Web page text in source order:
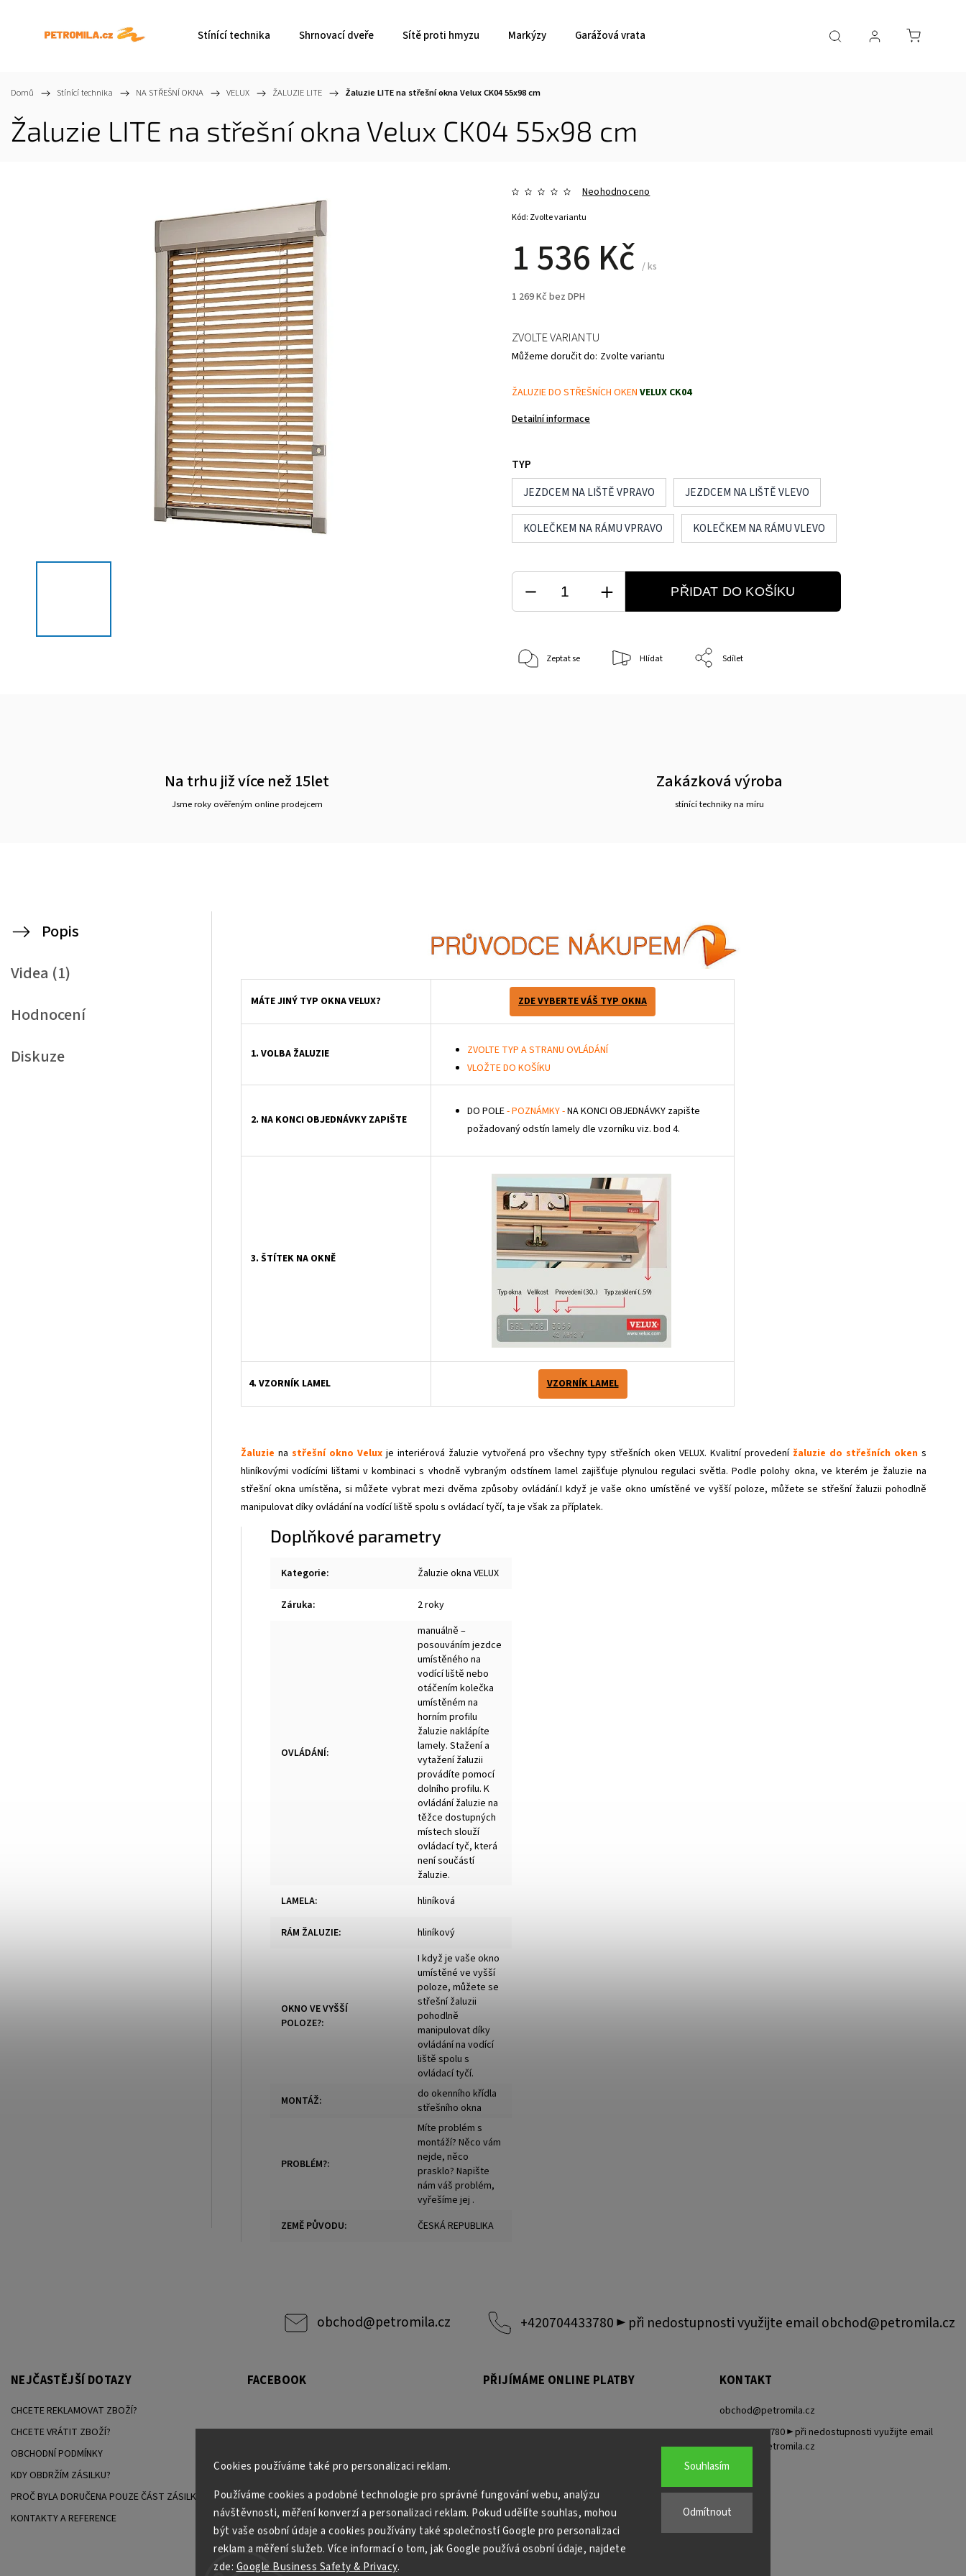
Cookies používáme také pro personalizaci reklam.
Používáme cookies a podobné technologie pro správné fungování webu, analýzu
návštěvnosti, měření konverzí a personalizaci reklam. Pokud udělíte souhlas, mohou
být vaše osobní údaje a cookies používány také společností Google pro personalizaci
reklam a měření služeb. Více informací o tom, jak Google používá osobní údaje, najdete
zde: Google Business Safety & Privacy.
Odmítnout
Souhlasím
Stínící technika Shrnovací dveře Sítě proti hmyzu Markýzy Garážová vrata
Domů / Stínící technika / NA STŘEŠNÍ OKNA / VELUX / ŽALUZIE LITE / Žaluzie LITE na střešní okna Velux CK04 55x98 cm
Žaluzie LITE na střešní okna Velux CK04 55x98 cm
Neohodnoceno
1 536 Kč/ ks
1 269 Kč bez DPH
Kód: Zvolte variantu
ŽALUZIE DO STŘEŠNÍCH OKENVELUX CK04
Detailní informace
TYP
JEZDCEM NA LIŠTĚ VPRAVO
JEZDCEM NA LIŠTĚ VLEVO
KOLEČKEM NA RÁMU VPRAVO KOLEČKEM NA RÁMU VLEVO
ZVOLTE VARIANTU
Můžeme doručit do: Zvolte variantu
PŘIDAT DO KOŠÍKU
Zeptat se Hlídat Sdílet
Na trhu již více než 15let
Jsme roky ověřeným online prodejcem
Zakázková výroba
stínící techniky na míru
Popis
Videa (1)
Hodnocení
Diskuze
MÁTE JINÝ TYP OKNA VELUX? ZDE VYBERTE VÁŠ TYP OKNA
1. VOLBA ŽALUZIE
ZVOLTE TYP A STRANU OVLÁDÁNÍ
VLOŽTE DO KOŠÍKU
2. NA KONCI OBJEDNÁVKY ZAPIŠTE
DO POLE- POZNÁMKY -NA KONCI OBJEDNÁVKY zapište
požadovaný odstín lamely dle vzorníku viz. bod 4.
3. ŠTÍTEK NA OKNĚ
4. VZORNÍK LAMEL VZORNÍK LAMEL
Žaluzie na střešní okno Veluxje interiérová žaluzie vytvořená pro všechny typy střešních oken VELUX. Kvalitní provedení žaluzie do střešních oken s
hliníkovými vodícími lištami v kombinaci s vhodně vybraným odstínem lamel zajišťuje plynulou regulaci světla. Podle polohy okna, ve kterém je žaluzie na
střešní okna umístěna, si můžete vybrat mezi dvěma způsoby ovládání.I když je vaše okno umístěné ve vyšší poloze, můžete se střešní žaluzii pohodlně
manipulovat díky ovládání na vodící liště spolu s ovládací tyčí, ta je však za příplatek.
Doplňkové parametry
Kategorie: Žaluzie okna VELUX
Záruka: 2 roky
OVLÁDÁNÍ:
manuálně –
posouváním jezdce
umístěného na
vodící liště nebo
otáčením kolečka
umístěném na
horním profilu
žaluzie naklápíte
lamely. Stažení a
vytažení žaluzii
provádíte pomocí
dolního profilu. K
ovládání žaluzie na
těžce dostupných
místech slouží
ovládací tyč, která
není součástí
žaluzie.
LAMELA: hliníková
RÁM ŽALUZIE: hliníkový
OKNO VE VYŠŠÍ
POLOZE?:
I když je vaše okno
umístěné ve vyšší
poloze, můžete se
střešní žaluzii
pohodlně
manipulovat díky
ovládání na vodící
liště spolu s
ovládací tyčí.
MONTÁŽ:
do okenního křídla
střešního okna
PROBLÉM?:
Míte problém s
montáží? Něco vám
nejde, něco
prasklo? Napište
nám váš problém,
vyřešíme jej .
ZEMĚ PŮVODU: ČESKÁ REPUBLIKA
obchod@petromila.cz +420704433780 ► při nedostupnosti využijte email obchod@petromila.cz
NEJČASTĚJŠÍ DOTAZY
CHCETE REKLAMOVAT ZBOŽÍ?
CHCETE VRÁTIT ZBOŽÍ?
OBCHODNÍ PODMÍNKY
KDY OBDRŽÍM ZÁSILKU?
PROČ BYLA DORUČENA POUZE ČÁST ZÁSILKY?
KONTAKTY A REFERENCE
FACEBOOK PŘIJÍMÁME ONLINE PLATBY KONTAKT
obchod@petromila.cz
+420704433780 ► při nedostupnosti využijte email
obchod@petromila.cz